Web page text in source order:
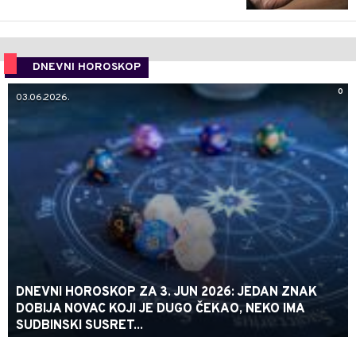
DNEVNI HOROSKOP
0
03.06.2026.
DNEVNI HOROSKOP ZA 3. JUN 2026: JEDAN ZNAK
DOBIJA NOVAC KOJI JE DUGO ČEKAO, NEKO IMA
SUDBINSKI SUSRET...